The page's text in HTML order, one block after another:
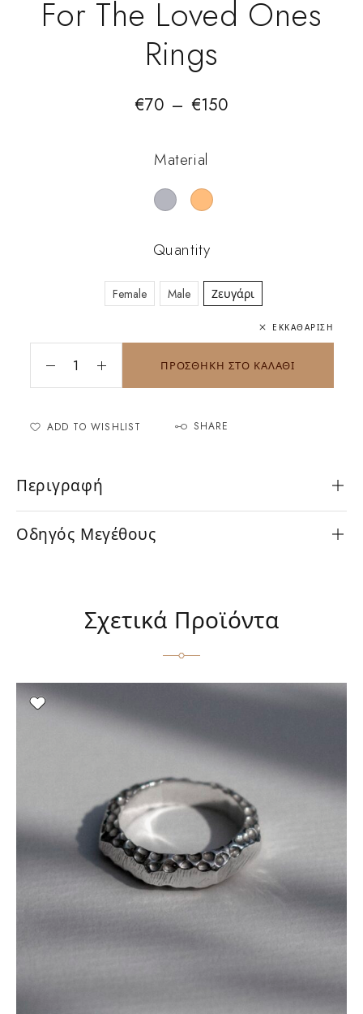
For The Loved Ones
Rings
€70 – €150
Material
Quantity
Female Male Ζευγάρι
ΕΚΚΑΘΆΡΙΣΗ
ΠΡΟΣΘΗΚΗ ΣΤΟ ΚΑΛΑΘΙ
ADD TO WISHLIST SHARE
Περιγραφή
Οδηγός Μεγέθους
Σχετικά Προϊόντα